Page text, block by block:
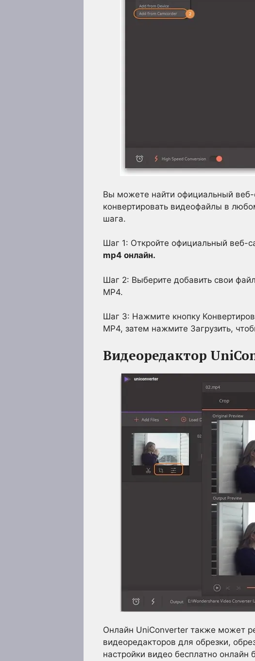
Вы можете найти официальный веб-
конвертировать видеофайлы в
шага.
Шаг 1: Откройте официальный веб-
mp4 онлайн.
Шаг 2: Выберите добавить свои
MP4.
Шаг 3: Нажмите кнопку
MP4, затем нажмите Загрузить,
Видеоредактор
Онлайн UniConverter также может
видеоредакторов для обрезки,
настройки видео бесплатно онлайн